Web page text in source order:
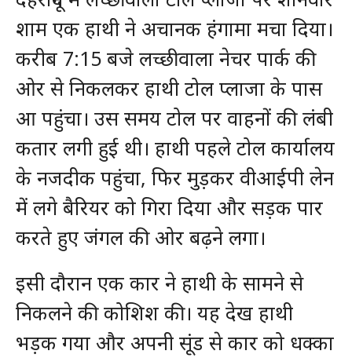
शाम एक हाथी ने अचानक हंगामा मचा दिया।
करीब 7:15 बजे लच्छीवाला नेचर पार्क की
ओर से निकलकर हाथी टोल प्लाजा के पास
आ पहुंचा। उस समय टोल पर वाहनों की लंबी
कतार लगी हुई थी। हाथी पहले टोल कार्यालय
के नजदीक पहुंचा, फिर मुड़कर वीआईपी लेन
में लगे बैरियर को गिरा दिया और सड़क पार
करते हुए जंगल की ओर बढ़ने लगा।
इसी दौरान एक कार ने हाथी के सामने से
निकलने की कोशिश की। यह देख हाथी
भड़क गया और अपनी सूंड से कार को धक्का